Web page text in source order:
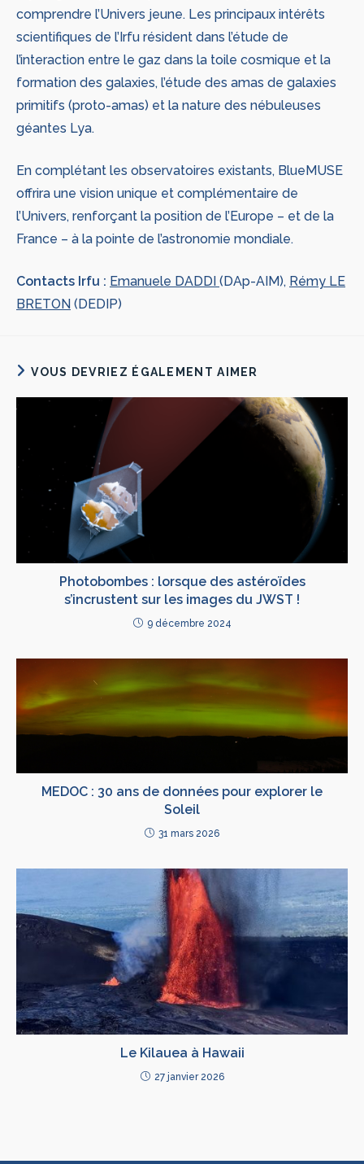
comprendre l’Univers jeune. Les principaux intérêts
scientifiques de l’Irfu résident dans l’étude de
l’interaction entre le gaz dans la toile cosmique et la
formation des galaxies, l’étude des amas de galaxies
primitifs (proto-amas) et la nature des nébuleuses
géantes Lya.
En complétant les observatoires existants, BlueMUSE
offrira une vision unique et complémentaire de
l’Univers, renforçant la position de l’Europe – et de la
France – à la pointe de l’astronomie mondiale.
Contacts Irfu : Emanuele DADDI (DAp-AIM), Rémy LE
BRETON (DEDIP)
VOUS DEVRIEZ ÉGALEMENT AIMER
Photobombes : lorsque des astéroïdes
s’incrustent sur les images du JWST !
9 décembre 2024
MEDOC : 30 ans de données pour explorer le
Soleil
31 mars 2026
Le Kilauea à Hawaii
27 janvier 2026